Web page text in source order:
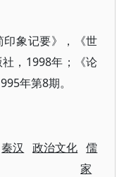
象记要》，《世
，1998年；《论
年第8期。
秦汉 政治文化 儒
家